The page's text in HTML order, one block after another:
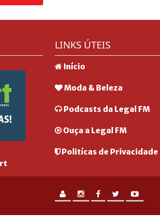
LINKS ÚTEIS
Início
Moda & Beleza
Podcasts da Legal FM
Ouça a Legal FM
Politícas de Privacidade